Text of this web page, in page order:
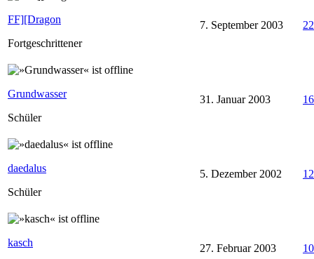
FF][Dragon
Fortgeschrittener
7. September 2003
Grundwasser
Schüler
31. Januar 2003
daedalus
Schüler
5. Dezember 2002
kasch
27. Februar 2003